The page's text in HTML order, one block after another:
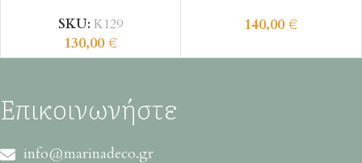
SKU: Κ129
130,00€
140,00€
Επικοινωνήστε
info@marinadeco.gr